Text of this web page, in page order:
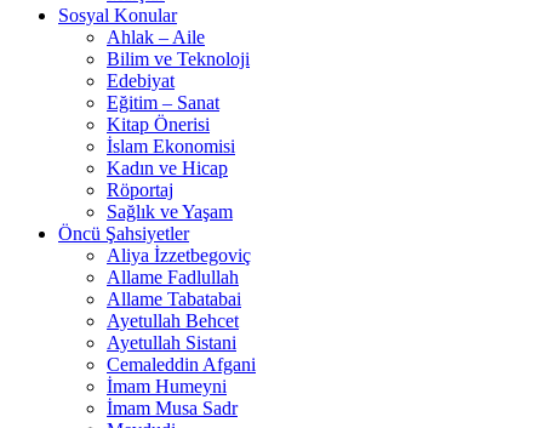
Sosyal Konular
Ahlak – Aile
Bilim ve Teknoloji
Edebiyat
Eğitim – Sanat
Kitap Önerisi
İslam Ekonomisi
Kadın ve Hicap
Röportaj
Sağlık ve Yaşam
Öncü Şahsiyetler
Aliya İzzetbegoviç
Allame Fadlullah
Allame Tabatabai
Ayetullah Behcet
Ayetullah Sistani
Cemaleddin Afgani
İmam Humeyni
İmam Musa Sadr